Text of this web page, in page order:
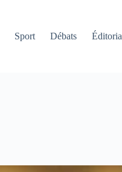
Sport Débats